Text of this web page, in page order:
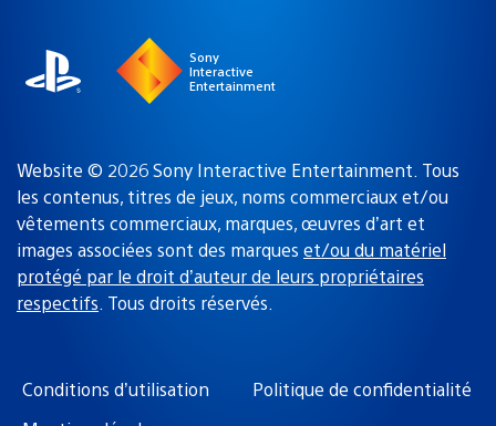
Sony
Interactive
Entertainment
Website © 2026 Sony Interactive Entertainment. Tous
les contenus, titres de jeux, noms commerciaux et/ou
vêtements commerciaux, marques, œuvres d’art et
images associées sont des marques et/ou du matériel
protégé par le droit d’auteur de leurs propriétaires
respectifs. Tous droits réservés.
Conditions d’utilisation
Politique de confidentialité